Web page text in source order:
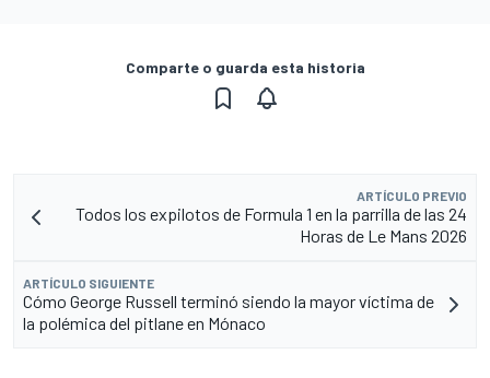
Comparte o guarda esta historia
ARTÍCULO PREVIO
Todos los expilotos de Formula 1 en la parrilla de las 24
Horas de Le Mans 2026
ARTÍCULO SIGUIENTE
Cómo George Russell terminó siendo la mayor víctima de
la polémica del pitlane en Mónaco